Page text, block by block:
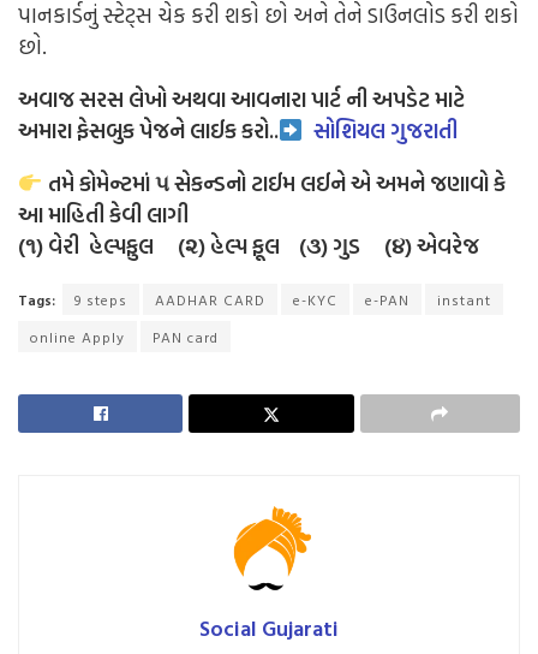
પાનકાર્ડનું સ્ટેટ્સ ચેક કરી શકો છો અને તેને ડાઉનલોડ કરી શકો
છો.
અવાજ સરસ લેખો અથવા આવનારા પાર્ટ ની અપડેટ માટે
અમારા ફેસબુક પેજને લાઈકકરો..
સોશિયલ ગુજરાતી
તમે કોમેન્ટમાં ૫ સેકન્ડનો ટાઈમ લઈને એ અમને જણાવો કે
આ માહિતી કેવી લાગી
(૧) વેરી હેલ્પફુલ (૨) હેલ્પ ફૂલ (૩) ગુડ (૪) એવરેજ
Tags: 9 steps AADHAR CARD e-KYC e-PAN
instant
online Apply
PAN card
Social Gujarati